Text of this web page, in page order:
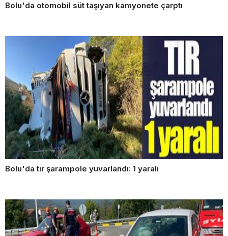
Bolu'da otomobil süt taşıyan kamyonete çarptı
Bolu'da tır şarampole yuvarlandı: 1 yaralı